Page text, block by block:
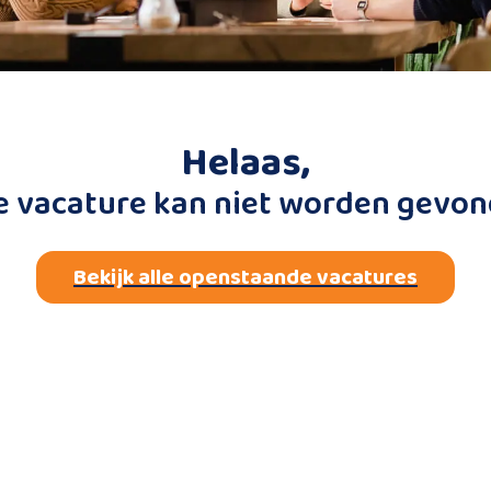
Helaas,
vacature kan niet worden
Bekijk alle openstaande vacatures